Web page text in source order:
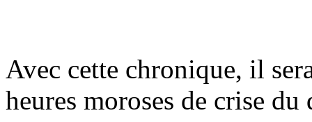
Avec cette chronique, il
heures moroses de crise du